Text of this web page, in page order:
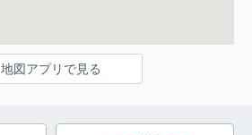
地図アプリで見る